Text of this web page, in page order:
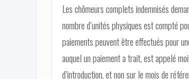
Les chômeurs complets indemnisés
nombre d’unités physiques est compté
paiements peuvent être effectués pour
auquel un paiement a trait, est appelé
d’introduction, et non sur le mois de